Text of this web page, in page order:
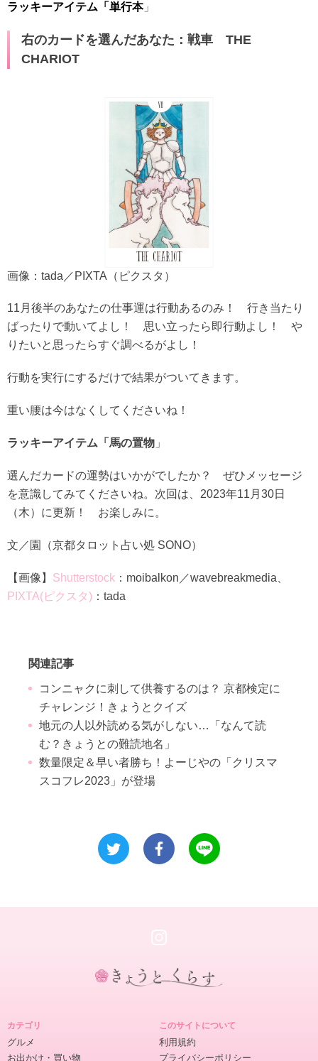
ラッキーアイテム「単行本」
右のカードを選んだあなた：戦車 THE
CHARIOT
画像：tada／PIXTA（ピクスタ）
11月後半のあなたの仕事運は行動あるのみ！ 行き当たり
ばったりで動いてよし！ 思い立ったら即行動よし！ や
りたいと思ったらすぐ調べるがよし！
行動を実行にするだけで結果がついてきます。
重い腰は今はなくしてくださいね！
ラッキーアイテム「馬の置物 」
選んだカードの運勢はいかがでしたか？ ぜひメッセージ
を意識してみてくださいね。次回は、2023年11月30日
（木）に更新！ お楽しみに。
文／園（京都タロット占い処 SONO）
【画像】 Shutterstock ：moibalkon／wavebreakmedia、
PIXTA(ピクスタ) ：tada
関連記事
コンニャクに刺して供養するのは？ 京都検定に
チャレンジ！きょうとクイズ
地元の人以外読める気がしない…「なんて読
む？きょうとの難読地名」
数量限定＆早い者勝ち！よーじやの「クリスマ
スコフレ2023」が登場
カテゴリ
グルメ
お出かけ・買い物
このサイトについて
利用規約
プライバシーポリシー